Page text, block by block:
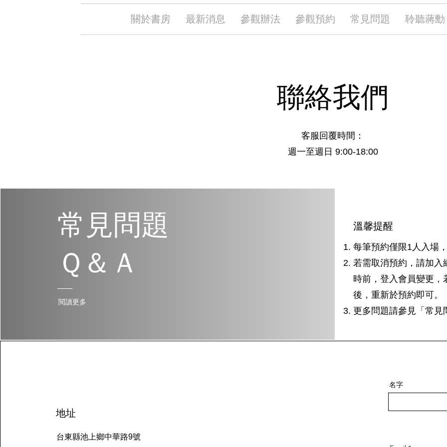
關於書房 最新消息 參觀辦法 參觀預約 常見問題 聆聽蔣勳
聯絡我們
客服回覆時間：
週一至週日 9:00-18:00
常見問題
Ｑ＆Ａ
閱讀更多
溫馨提醒
每筆預約僅限1人入場
若需取消預約，請加入
時前，登入會員變更
後，重新於預約即可。
更多問題請參見「常見
​地址
台東縣池上鄉中華路9號
名字